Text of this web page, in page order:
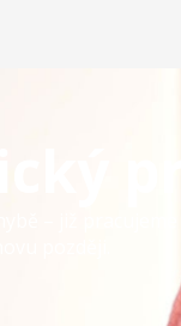
– již
později.